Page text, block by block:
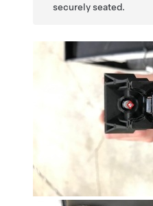
securely seated.